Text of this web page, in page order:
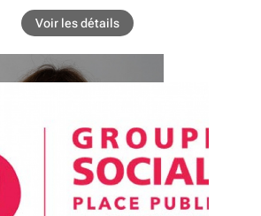
Voir les détails
apprentissage
INTER-ASSEMBLÉE
Formation professionnelle, emploi,